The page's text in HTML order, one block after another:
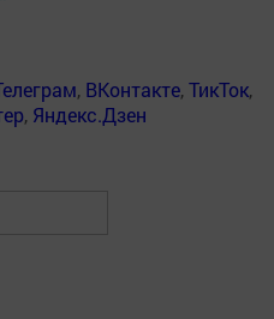
, ВКонтакте,ТикТок,
, Яндекс.Дзен